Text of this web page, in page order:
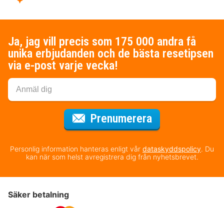
Ja, jag vill precis som 175 000 andra få
unika erbjudanden och de bästa resetipsen
via e-post varje vecka!
Prenumerera
Personlig information hanteras enligt vår dataskyddspolicy. Du
kan när som helst avregistrera dig från nyhetsbrevet.
Säker betalning